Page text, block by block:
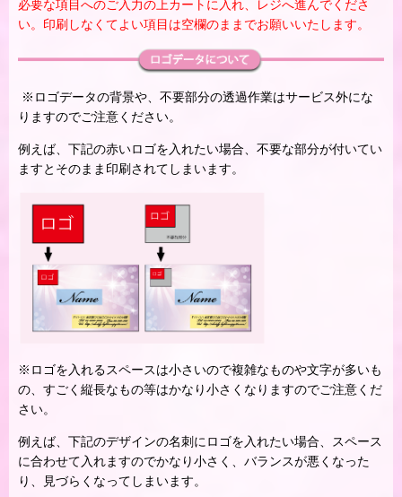
必要な項目へのご入力の上カートに入れ、レジへ進んでくださ
い。印刷しなくてよい項目は空欄のままでお願いいたします。
※ロゴデータの背景や、不要部分の透過作業はサービス外にな
りますのでご注意ください。
例えば、下記の赤いロゴを入れたい場合、不要な部分が付いてい
ますとそのまま印刷されてしまいます。
※ロゴを入れるスペースは小さいので複雑なものや文字が多いも
の、すごく縦長なもの等はかなり小さくなりますのでご注意くだ
さい。
例えば、下記のデザインの名刺にロゴを入れたい場合、スペース
に合わせて入れますのでかなり小さく、バランスが悪くなった
り、見づらくなってしまいます。